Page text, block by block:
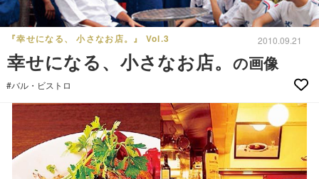
『幸せになる、 小さなお店。』 Vol.3 2010.09.21
幸せになる、小さなお店。 の画像
#バル・ビストロ